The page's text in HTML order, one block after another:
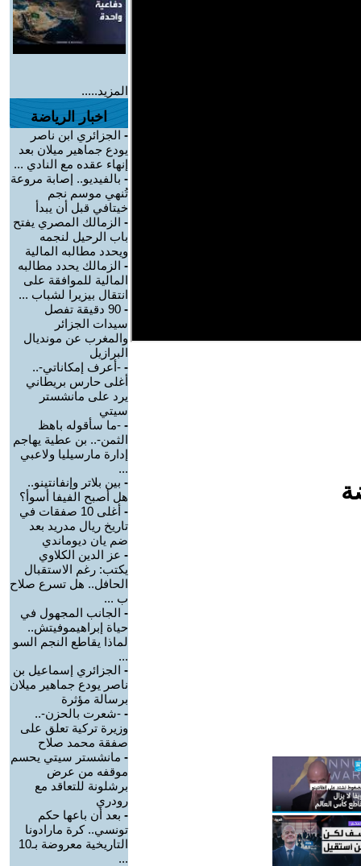
المزيد.....
اخبار الرياضة
- الجزائري ابن ناصر
يودع جماهير ميلان بعد
إنهاء عقده مع النادي ...
- بالفيديو.. إصابة مروعة
تُنهي موسم نجم
خيتافي قبل أن يبدأ
- الزمالك المصري يفتح
باب الرحيل لنجمه
ويحدد مطالبه المالية
- الزمالك يحدد مطالبه
المالية للموافقة على
انتقال بيزيرا لشباب ...
-
90 دقيقة تفصل
سيدات الجزائر
والمغرب عن مونديال
البرازيل
- -أعرف إمكاناتي-..
أغلى حارس بريطاني
يرد على مانشستر
سيتي
- -ما سأقوله باهظ
الثمن-.. بن عطية يهاجم
إدارة مارسيليا ولاعبي
...
- بين بلاتر وإنفانتينو..
هل أصبح الفيفا أسوأ؟
-
أغلى 10 صفقات في
تاريخ ريال مدريد بعد
ضم يان ديوماندي
- عز الدين الكلاوي
يكتب: رغم الاستقبال
الحافل.. هل تسرع صلاح
ب ...
- الجانب المجهول في
حياة إبراهيموفيتش..
لماذا يقاطع النجم السو
...
- الجزائري إسماعيل بن
ناصر يودع جماهير ميلان
برسالة مؤثرة
- -شعرت بالحزن-..
وزيرة تركية تعلق على
صفقة محمد صلاح
- مانشستر سيتي يحسم
موقفه من عرض
برشلونة للتعاقد مع
رودري
- بعد أن باعها حكم
تونسي.. كرة مارادونا
التاريخية معروضة بـ10
...